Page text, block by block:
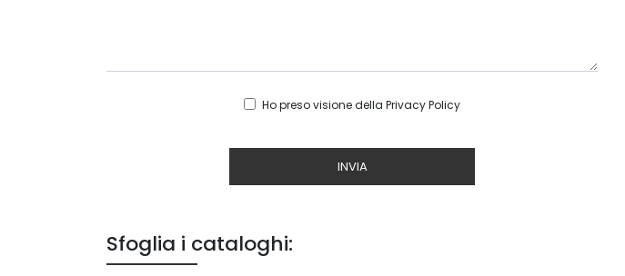
Ho preso visione della Privacy Policy
INVIA
Sfoglia i cataloghi: